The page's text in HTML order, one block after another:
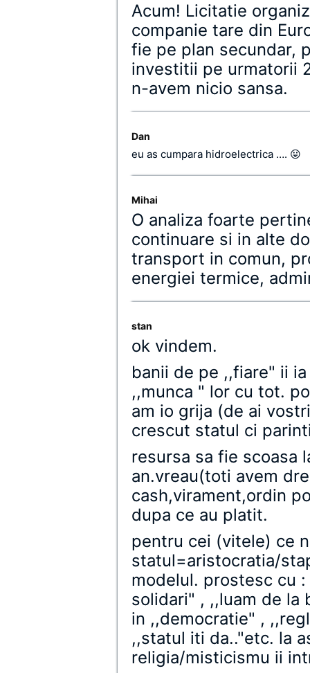
Acum! Licitatie
companie tare din
fie pe plan secundar,
investitii pe urmatorii
n-avem nicio sansa.
Dan
eu as cumpara hidroelectrica …. 😛
Mihai
O analiza foarte
continuare si in alte
transport in comun,
energiei termice,
stan
ok vindem.
banii de pe ,,fiare" ii
,,munca " lor cu tot.
am io grija (de ai
crescut statul ci
resursa sa fie scoasa
an.vreau(toti avem
cash,virament,ordin
dupa ce au platit.
pentru cei (vitele) ce
statul=aristocratia/
modelul. prostesc cu
solidari" , ,,luam de la
in ,,democratie" ,
,,statul iti da.."etc. la
religia/misticismu ii